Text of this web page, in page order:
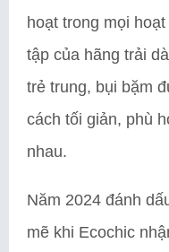
hoạt trong mọi
tập của hãng trải
trẻ trung, bụi bặm
cách tối giản, phù
nhau.
Năm 2024 đánh
mẽ khi Ecochic